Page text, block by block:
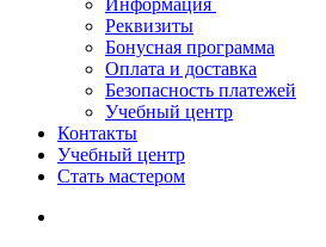
Информация
Реквизиты
Бонусная программа
Оплата и доставка
Безопасность платежей
Учебный центр
Контакты
Учебный центр
Стать мастером